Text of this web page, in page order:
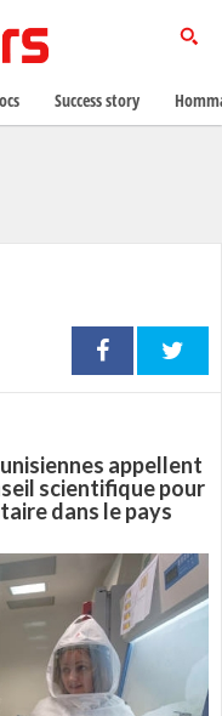
appellent
scientifique pour
dans le pays
Success story